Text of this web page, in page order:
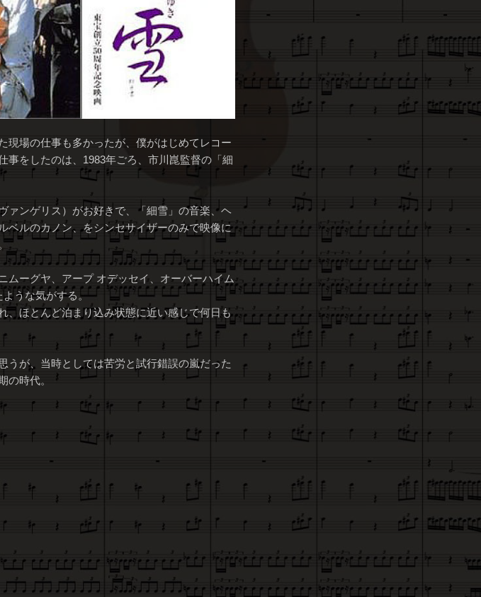
現場の仕事も多かったが、僕がはじめてレコー
事をしたのは、1983年ごろ、市川崑監督の「細
ァンゲリス）がお好きで、「細雪」の音楽、ヘ
ベルのカノン、をシンセサイザーのみで映像に
ムーグヤ、アープ オデッセイ、オーバーハイム
ような気がする。
、ほとんど泊まり込み状態に近い感じで何日も
うが、当時としては苦労と試行錯誤の嵐だった
の時代。